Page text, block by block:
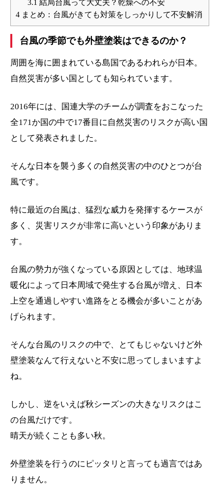
3.1 結局台風って大丈夫？乾燥への不安
4 まとめ：台風がきても対策をしっかりして不安解消
台風の季節でも外壁塗装はできるのか？
周囲を海に囲まれている島国であるわれらが日本。
自然災害が多い国としても知られています。
2016年には、国連大学のチームが調査をおこなった
全171か国の中で17番目に自然災害のリスクが高い国
として発表されました。
そんな日本を襲う多くの自然災害の中のひとつが台
風です。
特に最近の台風は、猛烈な威力を発揮するケースが
多く、災害リスクが非常に高いという印象がありま
す。
台風の勢力が強くなっている原因としては、地球温
暖化によって日本周域で発生する台風が増え、日本
上空を通過しやすい進路をとる機会が多いことがあ
げられます。
そんな台風のリスクの中で、とてもじゃないけど外
壁塗装なんて行えないと不安に思ってしまいますよ
ね。
しかし、逆をいえば秋シーズンの大きなリスクはこ
の台風だけです。
晴天が続くことも多い秋。
外壁塗装を行うのにピッタリと言っても過言ではあ
りません。